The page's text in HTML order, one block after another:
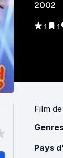
2002
1 1
Film de
Pays